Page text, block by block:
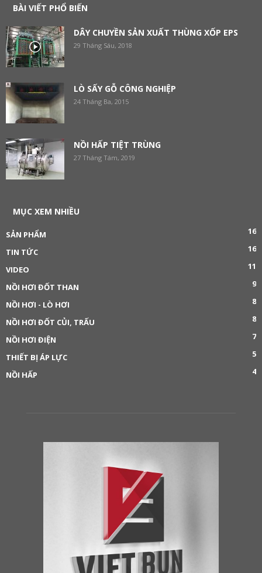
BÀI VIẾT PHỔ BIẾN
DÂY CHUYỀN SẢN XUẤT THÙNG XỐP EPS
29 Tháng Sáu, 2018
LÒ SẤY GỖ CÔNG NGHIỆP
24 Tháng Ba, 2015
NỒI HẤP TIỆT TRÙNG
27 Tháng Tám, 2019
MỤC XEM NHIỀU
SẢN PHẨM
16
TIN TỨC
16
VIDEO
11
NỒI HƠI ĐỐT THAN
9
NỒI HƠI - LÒ HƠI
8
NỒI HƠI ĐỐT CỦI, TRẤU
8
NỒI HƠI ĐIỆN
7
THIẾT BỊ ÁP LỰC
5
NỒI HẤP
4